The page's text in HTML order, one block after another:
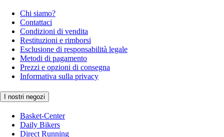
Chi siamo?
Contattaci
Condizioni di vendita
Restituzioni e rimborsi
Esclusione di responsabilità legale
Metodi di pagamento
Prezzi e opzioni di consegna
Informativa sulla privacy
I nostri negozi
Basket-Center
Daily Bikers
Direct Running